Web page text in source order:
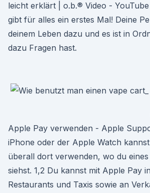
leicht erklärt | o.b.® Video - YouTube
gibt für alles ein erstes Mal! Deine
deinem Leben dazu und es ist in
dazu Fragen hast.
Apple Pay verwenden - Apple
iPhone oder der Apple Watch
überall dort verwenden, wo du
siehst. 1,2 Du kannst mit Apple Pay
Restaurants und Taxis sowie an